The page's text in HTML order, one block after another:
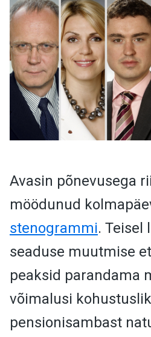
Avasin põnevusega
möödunud
stenogrammi. Teisel
seaduse muutmise
peaksid parandama
võimalusi
pensionisambast